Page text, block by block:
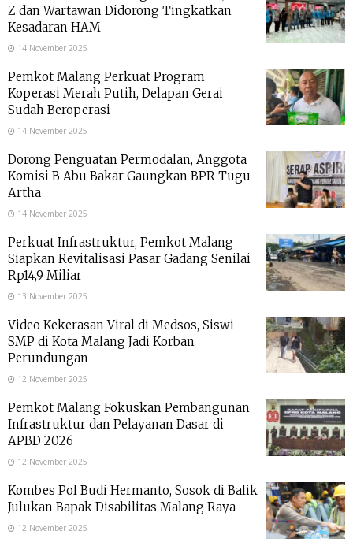
Z dan Wartawan Didorong Tingkatkan
Kesadaran HAM
14 November 2025
Pemkot Malang Perkuat Program
Koperasi Merah Putih, Delapan Gerai
Sudah Beroperasi
14 November 2025
Dorong Penguatan Permodalan, Anggota
Komisi B Abu Bakar Gaungkan BPR Tugu
Artha
14 November 2025
Perkuat Infrastruktur, Pemkot Malang
Siapkan Revitalisasi Pasar Gadang Senilai
Rp14,9 Miliar
13 November 2025
Video Kekerasan Viral di Medsos, Siswi
SMP di Kota Malang Jadi Korban
Perundungan
12 November 2025
Pemkot Malang Fokuskan Pembangunan
Infrastruktur dan Pelayanan Dasar di
APBD 2026
12 November 2025
Kombes Pol Budi Hermanto, Sosok di Balik
Julukan Bapak Disabilitas Malang Raya
12 November 2025